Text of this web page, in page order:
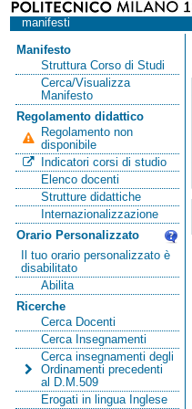
manifesti
Manifesto
Struttura Corso di Studi
Cerca/Visualizza
Manifesto
Regolamento didattico
Regolamento non
disponibile
Indicatori corsi di studio
Elenco docenti
Strutture didattiche
Internazionalizzazione
Orario Personalizzato
Il tuo orario personalizzato è
disabilitato
Abilita
Ricerche
Cerca Docenti
Cerca Insegnamenti
Cerca insegnamenti degli
Ordinamenti precedenti
al D.M.509
Erogati in lingua Inglese